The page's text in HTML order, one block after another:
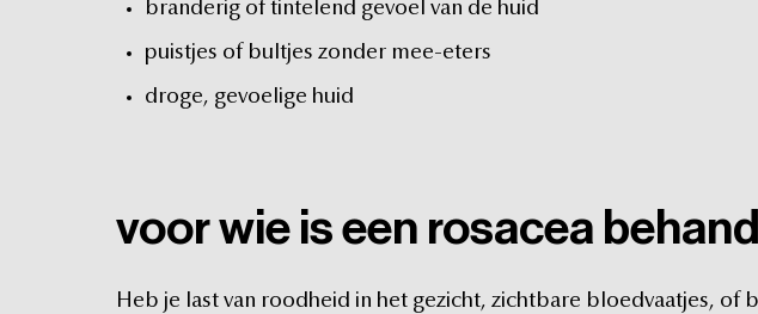
branderig of tintelend gevoel van de huid
puistjes of bultjes zonder mee-eters
droge, gevoelige huid
voorwie is een rosacea
Heb je last van roodheid in het gezicht, zichtbare bloedvaatjes, of